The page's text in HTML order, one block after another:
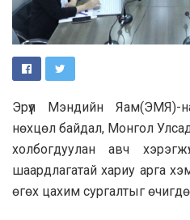
Эрүүл Мэндийн Яам(ЭМЯ)-
нөхцөл байдал, Монгол
холбогдуулан авч
шаардлагатай хариу арга
өгөх цахим сургалтыг